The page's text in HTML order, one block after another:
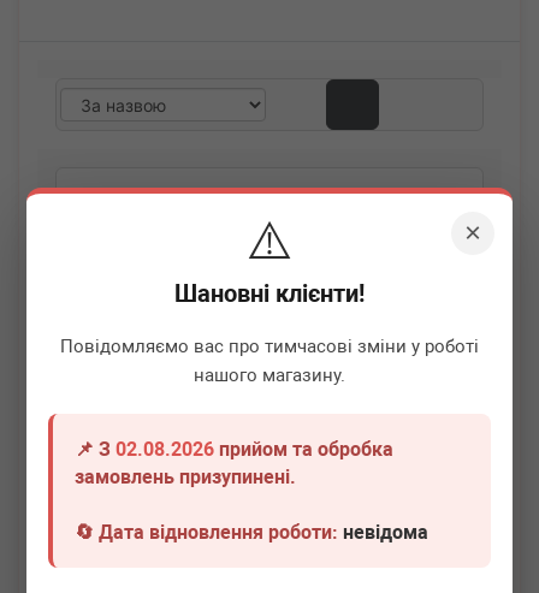
×
⚠️
Шановні клієнти!
Повідомляємо вас про тимчасові зміни у роботі
нашого магазину.
📌 З02.08.2026 прийом та обробка
замовлень призупинені.
🔄 Дата відновлення роботи:невідома
BM TOOLS 30700075